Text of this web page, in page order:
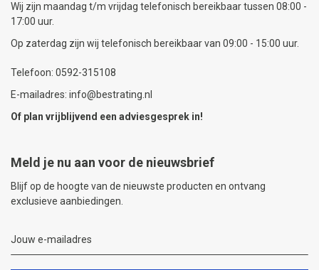
Wij zijn maandag t/m vrijdag telefonisch bereikbaar tussen 08:00 -
17:00 uur.
Op zaterdag zijn wij telefonisch bereikbaar van 09:00 - 15:00 uur.
Telefoon: 0592-315108
E-mailadres: info@bestrating.nl
Of plan vrijblijvend een adviesgesprek in!
Meld je nu aan voor de nieuwsbrief
Blijf op de hoogte van de nieuwste producten en ontvang
exclusieve aanbiedingen.